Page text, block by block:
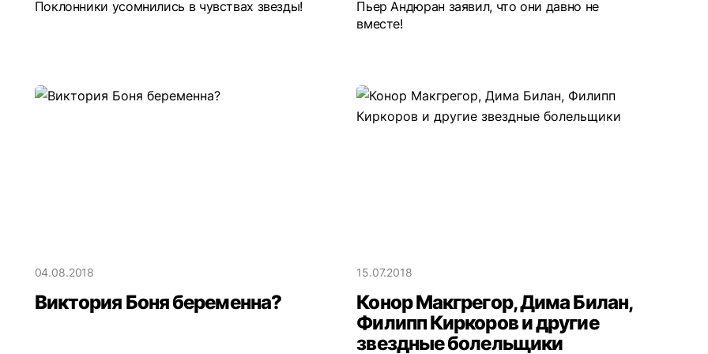
Поклонники усомнились в чувствах звезды!
Пьер Андюран заявил, что они давно не
вместе!
04.08.2018
Виктория Боня беременна?
15.07.2018
Конор Макгрегор, Дима Билан,
Филипп Киркоров и другие
звездные болельщики